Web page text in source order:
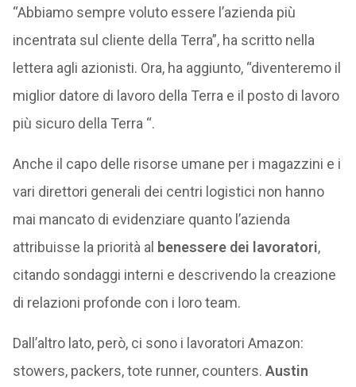
“Abbiamo sempre voluto essere l’azienda più
incentrata sul cliente della Terra”, ha scritto nella
lettera agli azionisti. Ora, ha aggiunto, “diventeremo il
miglior datore di lavoro della Terra e il posto di lavoro
più sicuro della Terra “.
Anche il capo delle risorse umane per i magazzini e i
vari direttori generali dei centri logistici non hanno
mai mancato di evidenziare quanto l’azienda
attribuisse la priorità al benessere dei lavoratori,
citando sondaggi interni e descrivendo la creazione
di relazioni profonde con i loro team.
Dall’altro lato, però, ci sono i lavoratori Amazon:
stowers, packers, tote runner, counters. Austin